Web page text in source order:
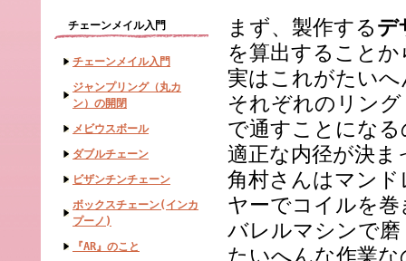
チェーンメイル入門
チェーンメイル入門
ジャンプリング（丸カ
ン）の開閉
メビウスボール
ダブルチェーン
ビザンチンチェーン
ボックスチェーン(インカ
プーノ)
『AR』のこと
まず、製作するデ
を算出すること
実はこれがたい
それぞれのリン
で通すことにな
適正な内径が決
角村さんはマン
ヤーでコイルを
バレルマシンで
たいへんな作業な